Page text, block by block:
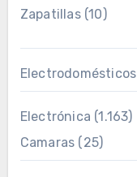
Zapatillas(10)
Electrodomésticos
Electrónica (1.163)
Camaras (25)